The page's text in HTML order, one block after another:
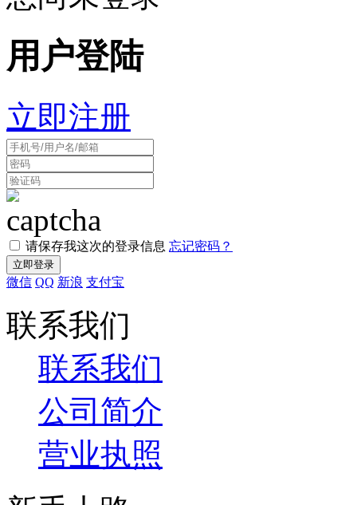
用户登陆
立即注册
请保存我这次的登录信息 忘记密码？
微信 QQ 新浪 支付宝
联系我们
联系我们
公司简介
营业执照